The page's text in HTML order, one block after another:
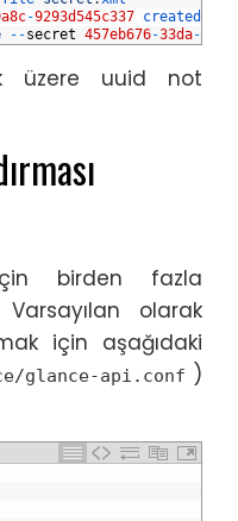
-9293d545c337 created
--secret 457eb676-33da-
üzere uuid not
birden fazla
olarak
için aşağıdaki
glance-api.conf )